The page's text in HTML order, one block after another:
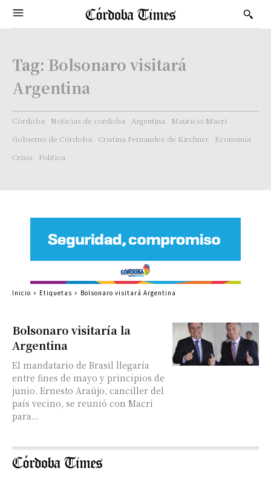
Tag: Bolsonaro visitará
Argentina
Córdoba Noticias de cordoba Argentina
Mauricio Macri
Gobierno de Córdoba
Cristina Fernandez de Kirchner
Economía
Crisis
Politica
Bolsonaro visitaría la
Argentina
El mandatario de Brasil llegaría
entre fines de mayo y principios de
junio. Ernesto Araújo, canciller del
país vecino, se reunió con Macri
para...
Inicio Etiquetas Bolsonaro visitará Argentina